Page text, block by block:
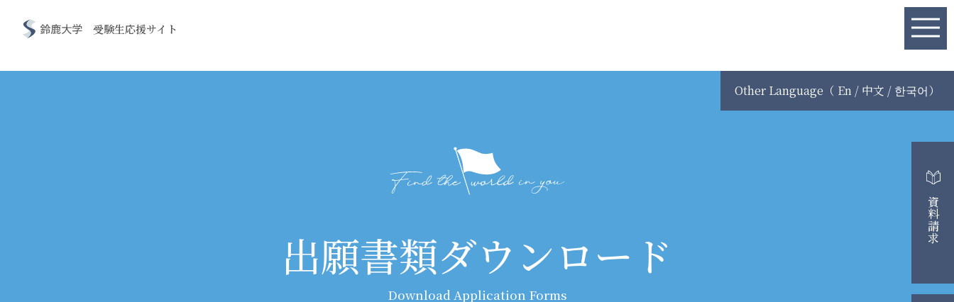
鈴鹿大学・鈴鹿大学短期大学部
受験生応援サイト
Other Language（ En / 中文 / 한국어）
出願書類ダウンロード
Download Application Forms
資料請求